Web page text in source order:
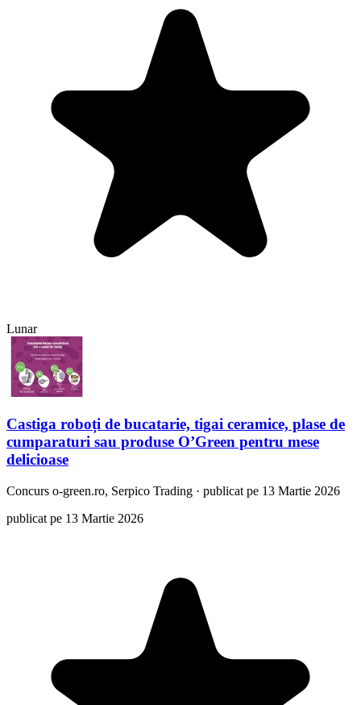
Lunar
Castiga roboți de bucatarie, tigai ceramice, plase de
cumparaturi sau produse O’Green pentru mese
delicioase
Concurs o-green.ro, Serpico Trading · publicat pe 13 Martie 2026
publicat pe 13 Martie 2026